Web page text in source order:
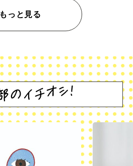
もっと見る